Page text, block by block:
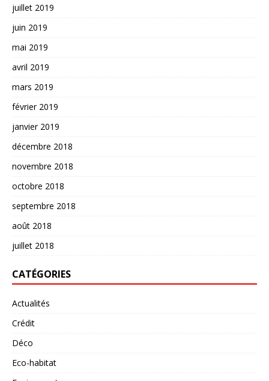
juillet 2019
juin 2019
mai 2019
avril 2019
mars 2019
février 2019
janvier 2019
décembre 2018
novembre 2018
octobre 2018
septembre 2018
août 2018
juillet 2018
CATÉGORIES
Actualités
Crédit
Déco
Eco-habitat